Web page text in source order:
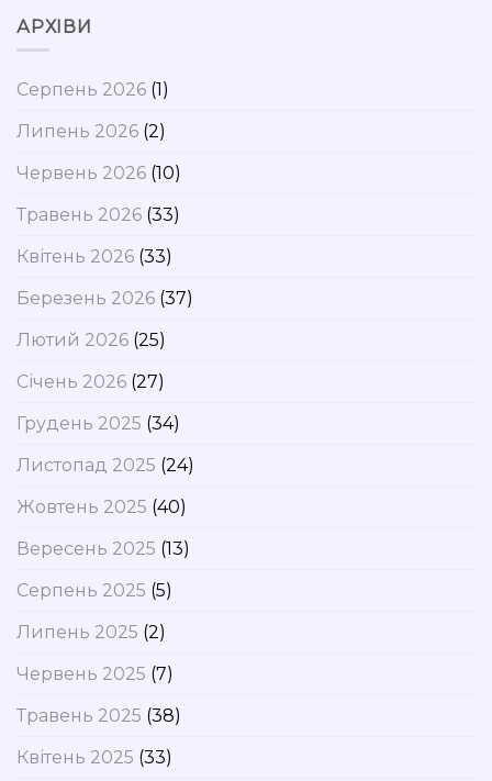
АРХІВИ
Серпень 2026 (1)
Липень 2026 (2)
Червень 2026 (10)
Травень 2026 (33)
Квітень 2026 (33)
Березень 2026 (37)
Лютий 2026 (25)
Січень 2026 (27)
Грудень 2025 (34)
Листопад 2025 (24)
Жовтень 2025 (40)
Вересень 2025 (13)
Серпень 2025 (5)
Липень 2025 (2)
Червень 2025 (7)
Травень 2025 (38)
Квітень 2025 (33)